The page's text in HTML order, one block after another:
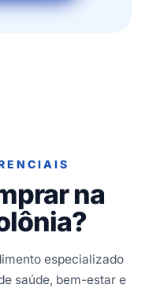
na
especializado
saúde, bem-estar e